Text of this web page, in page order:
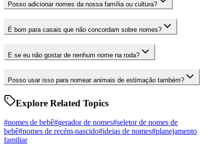
Posso adicionar nomes da nossa família ou cultura?
É bom para casais que não concordam sobre nomes?
E se eu não gostar de nenhum nome na roda?
Posso usar isso para nomear animais de estimação também?
Explore Related Topics
#nomes de bebê#gerador de nomes#seletor de nomes de
bebê#nomes de recém-nascido#ideias de nomes#planejamento
familiar